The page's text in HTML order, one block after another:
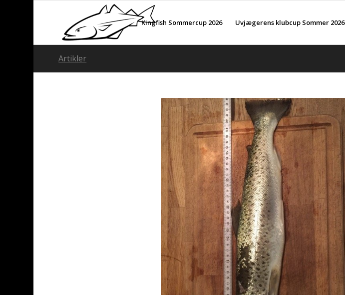
Kingfish Sommercup 2026 Uvjægerens klubcup Sommer 2026
Artikler